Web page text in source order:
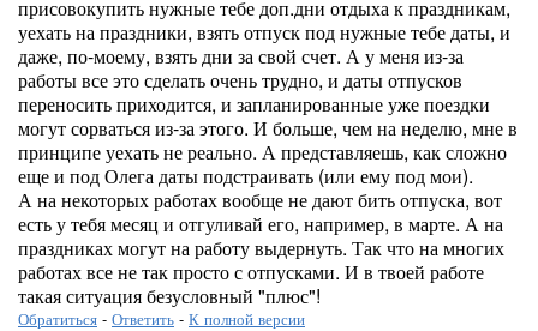
присовокупить нужные тебе доп.дни отдыха к праздникам,
уехать на праздники, взять отпуск под нужные тебе даты, и
даже, по-моему, взять дни за свой счет. А у меня из-за
работы все это сделать очень трудно, и даты отпусков
переносить приходится, и запланированные уже поездки
могут сорваться из-за этого. И больше, чем на неделю, мне в
принципе уехать не реально. А представляешь, как сложно
еще и под Олега даты подстраивать (или ему под мои).
А на некоторых работах вообще не дают бить отпуска, вот
есть у тебя месяц и отгуливай его, например, в марте. А на
праздниках могут на работу выдернуть. Так что на многих
работах все не так просто с отпусками. И в твоей работе
такая ситуация безусловный "плюс"!
Обратиться - Ответить - К полной версии